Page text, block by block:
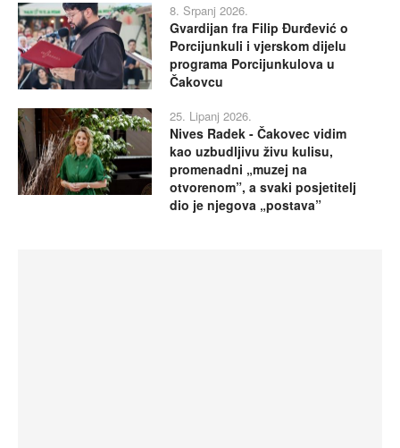
8. Srpanj 2026.
Gvardijan fra Filip Đurđević o
Porcijunkuli i vjerskom dijelu
programa Porcijunkulova u
Čakovcu
25. Lipanj 2026.
Nives Radek - Čakovec vidim
kao uzbudljivu živu kulisu,
promenadni „muzej na
otvorenom”, a svaki posjetitelj
dio je njegova „postava”